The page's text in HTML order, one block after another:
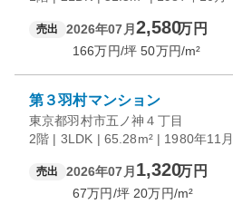
売出 2026年07月 2,580万円
166万円/坪 50万円/m²
第３羽村マンション
東京都羽村市五ノ神４丁目
2階 | 3LDK | 65.28m² | 1980年11月
売出 2026年07月 1,320万円
67万円/坪 20万円/m²